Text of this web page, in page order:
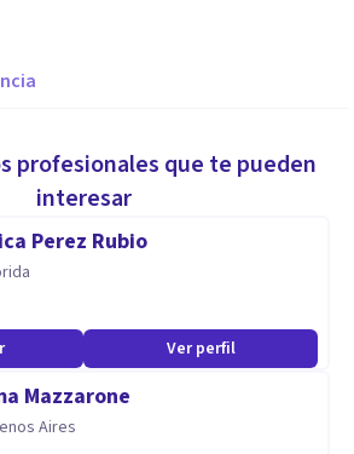
profesionales que te pueden
interesar
Perez Rubio
Ver perfil
Mazzarone
Aires